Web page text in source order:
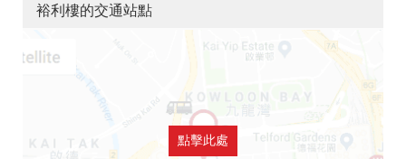
裕利樓的交通站點
點擊此處